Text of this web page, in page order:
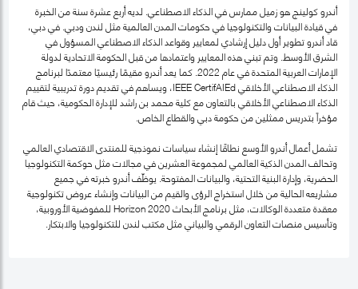
أندرو كولينج هو زميل ممارس في الذكاء الاصطناعي. لديه أربع عشرة سنة من الخبرة
في قيادة البيانات والتكنولوجيا في حكومات المدن العالمية مثل لندن ودبي. في دبي،
قاد أندرو تطوير أول دليل إرشادي لمعايير وقواعد الذكاء الاصطناعي المسؤول في
الشرق الأوسط. وتم تبني هذه المعايير واعتمادها من قبل الحكومة الاتحادية لدولة
الإمارات العربية المتحدة في عام 2022. كما يعد أندرو مقيمًا رئيسيًا معتمدًا لبرنامج
الذكاء الاصطناعي الأخلاقي IEEE CertifAIEd، ويساهم في تقديم دورة تدريبية لتقييم
الذكاء الاصطناعي الأخلاقي بالتعاون مع كلية محمد بن راشد للإدارة الحكومية، حيث قام
مؤخراً بتدريس ممثلين من حكومة دبي والقطاع الخاص.
تشمل أعمال أندرو الأوسع نطاقًا إنشاء سياسات نموذجية للمنتدى الاقتصادي العالمي
وتحالف المدن الذكية العالمي لمجموعة العشرين في مجالات مثل حوكمة التكنولوجيا
الحضرية، وإدارة البنية التحتية، والبيانات المفتوحة. يوظّف أندرو خبرته في جميع
مشاريعه الحالية من خلال استخراج الرؤى والقيم من البيانات وإنشاء عروض تكنولوجية
معقدة متعددة الوكالات، مثل برنامج الأبحاث Horizon 2020 للمفوضية الأوروبية،
وتأسيس منصات التعاون الرقمي والبياني مثل مكتب لندن للتكنولوجيا والابتكار.